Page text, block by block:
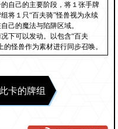
自己的主要阶段，将１张手牌
将１只“百夫骑”怪兽视为永续
己的魔法与陷阱区域。
下可以发动。以包含“百夫
怪兽作为素材进行同步召唤。
卡的牌组